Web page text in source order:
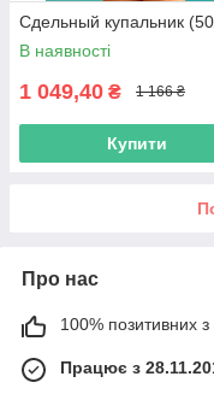
Сдельный купальник
В наявності
1 049,40 ₴ 1 166 ₴
Купити
Про нас
100% позитивних з
Працює з